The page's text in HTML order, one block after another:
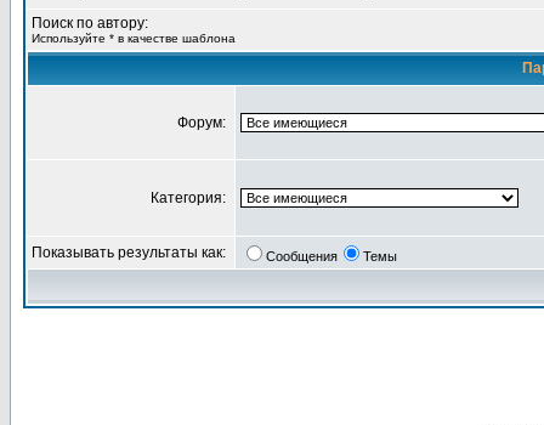
Поиск по автору:
Используйте * в качестве шаблона
Форум:
Категория:
Показывать результаты как: Сообщения Темы